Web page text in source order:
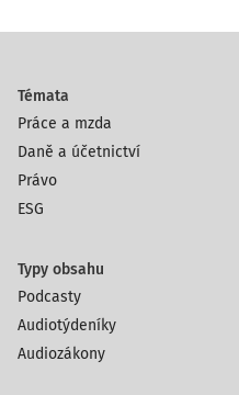
Témata
Práce a mzda
Daně a účetnictví
Právo
ESG
Typy obsahu
Podcasty
Audiotýdeníky
Audiozákony